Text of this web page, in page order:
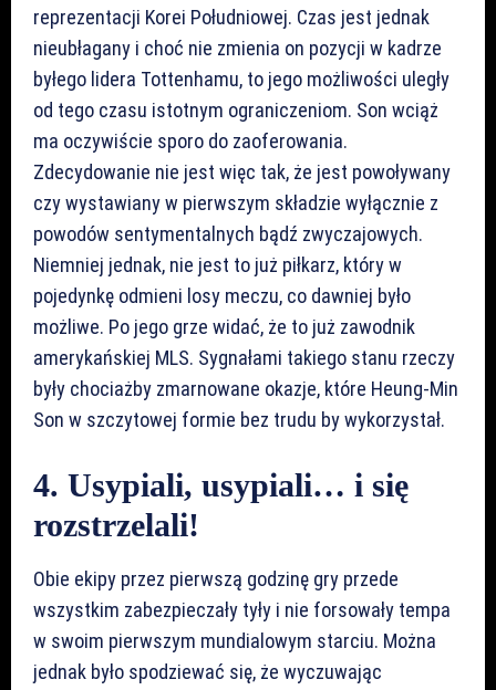
reprezentacji Korei Południowej. Czas jest jednak
nieubłagany i choć nie zmienia on pozycji w kadrze
byłego lidera Tottenhamu, to jego możliwości uległy
od tego czasu istotnym ograniczeniom. Son wciąż
ma oczywiście sporo do zaoferowania.
Zdecydowanie nie jest więc tak, że jest powoływany
czy wystawiany w pierwszym składzie wyłącznie z
powodów sentymentalnych bądź zwyczajowych.
Niemniej jednak, nie jest to już piłkarz, który w
pojedynkę odmieni losy meczu, co dawniej było
możliwe. Po jego grze widać, że to już zawodnik
amerykańskiej MLS. Sygnałami takiego stanu rzeczy
były chociażby zmarnowane okazje, które Heung-Min
Son w szczytowej formie bez trudu by wykorzystał.
4. Usypiali, usypiali… i się
rozstrzelali!
Obie ekipy przez pierwszą godzinę gry przede
wszystkim zabezpieczały tyły i nie forsowały tempa
w swoim pierwszym mundialowym starciu. Można
jednak było spodziewać się, że wyczuwając